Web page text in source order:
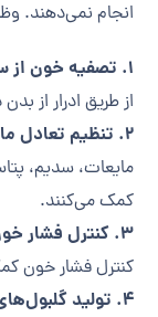
انجام نمی‌دهند.
1. تصفیه خون از سموم و مواد زائد:
از طریق ادرار از
2. تنظیم تعادل مایعات و الکترولیت‌ها:
مایعات، سدیم،
کمک می‌کنند.
3. کنترل فشار خون:
کنترل فشار خون
4. تولید گلبول‌های قرمز خون: